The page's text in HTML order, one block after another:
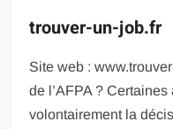
trouver-un-job.fr
Site web :
de l’AFPA ?
volontairement la